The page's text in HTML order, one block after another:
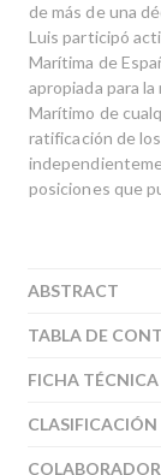
de más de una
Luis participó
Marítima de
apropiada para
Marítimo de
ratificación de
posiciones que
ABSTRACT
TABLA DE
FICHA TÉCNICA
CLASIFICACIÓN